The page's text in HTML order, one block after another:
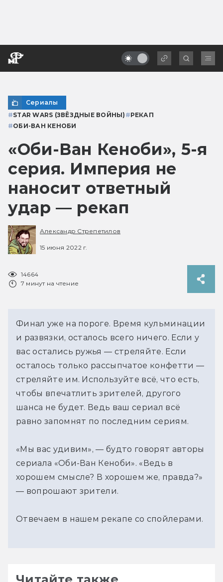
Сериалы
#STAR WARS (ЗВЁЗДНЫЕ ВОЙНЫ) #РЕКАП
#ОБИ-ВАН КЕНОБИ
«Оби-Ван Кеноби», 5-я
серия. Империя не
наносит ответный
удар — рекап
Александр Стрепетилов
15 июня 2022 г.
14664
7 минут на чтение
Финал уже на пороге. Время кульминации
и развязки, осталось всего ничего. Если у
вас остались ружья — стреляйте. Если
осталось только рассыпчатое конфетти —
стреляйте им. Используйте всё, что есть,
чтобы впечатлить зрителей, другого
шанса не будет. Ведь ваш сериал всё
равно запомнят по последним сериям.
«Мы вас удивим», — будто говорят авторы
сериала «Оби-Ван Кеноби». «Ведь в
хорошем смысле? В хорошем же, правда?»
— вопрошают зрители.
Отвечаем в нашем рекапе со спойлерами.
Читайте также